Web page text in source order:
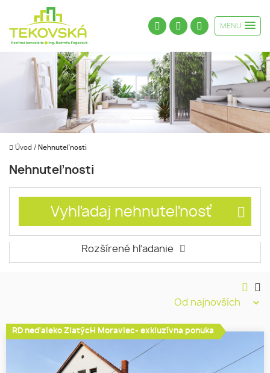
MENU
Úvod / Nehnuteľnosti
Nehnuteľnosti
Vyhľadaj nehnuteľnosť
Rozšírené hľadanie
RD neďaleko ZlatýcH Moraviec- exkluzívna ponuka